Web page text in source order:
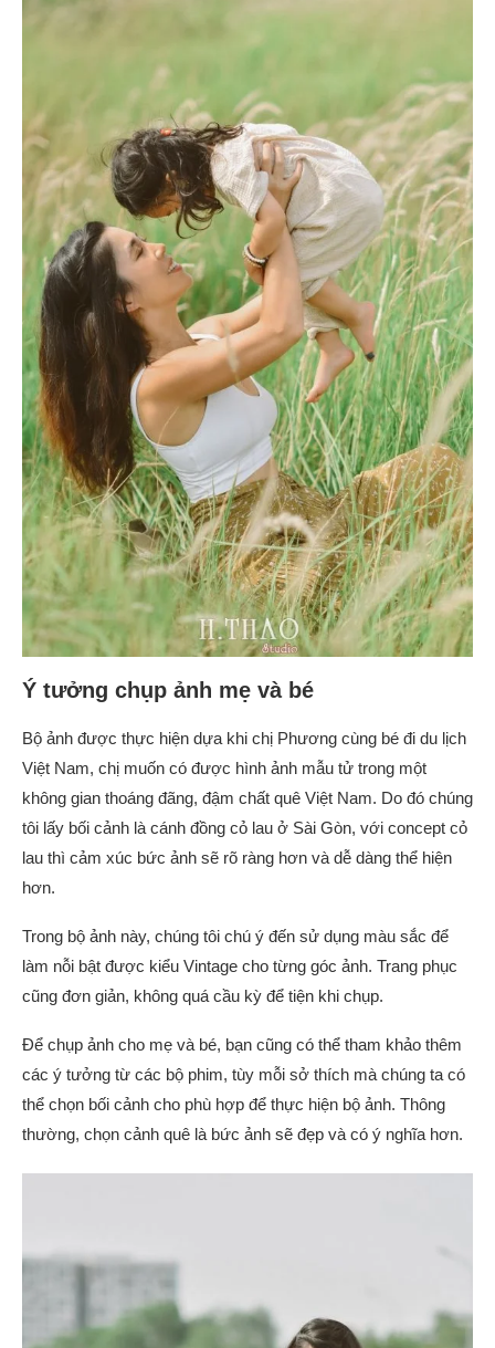
Ý tưởng chụp ảnh mẹ và bé
Bộ ảnh được thực hiện dựa khi chị Phương cùng bé đi du lịch
Việt Nam, chị muốn có được hình ảnh mẫu tử trong một
không gian thoáng đãng, đậm chất quê Việt Nam. Do đó chúng
tôi lấy bối cảnh là cánh đồng cỏ lau ở Sài Gòn, với concept cỏ
lau thì cảm xúc bức ảnh sẽ rõ ràng hơn và dễ dàng thể hiện
hơn.
Trong bộ ảnh này, chúng tôi chú ý đến sử dụng màu sắc để
làm nỗi bật được kiểu Vintage cho từng góc ảnh. Trang phục
cũng đơn giản, không quá cầu kỳ để tiện khi chụp.
Để chụp ảnh cho mẹ và bé, bạn cũng có thể tham khảo thêm
các ý tưởng từ các bộ phim, tùy mỗi sở thích mà chúng ta có
thể chọn bối cảnh cho phù hợp để thực hiện bộ ảnh. Thông
thường, chọn cảnh quê là bức ảnh sẽ đẹp và có ý nghĩa hơn.